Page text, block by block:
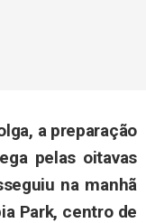
a preparação
pelas oitavas
na manhã
Park, centro de